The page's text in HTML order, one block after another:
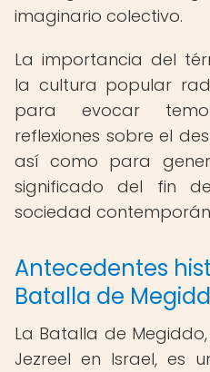
imaginario colectivo.
La importancia del
la cultura popular
para evocar
reflexiones sobre el
así como para
significado del fin
sociedad
Antecedentes
Batalla de
La Batalla de
Jezreel en Israel, es